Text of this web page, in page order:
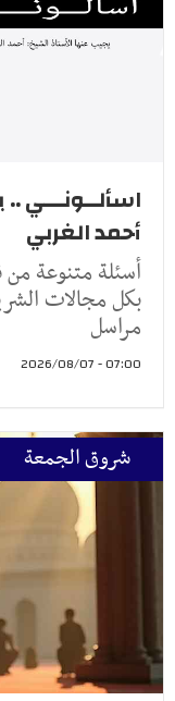
اسألــونـــي
أحمد الغربي
أسئلة متنوعة من
بكل مجالات
مراسل
07:00 - 2026/08/07
شروق الجمعة